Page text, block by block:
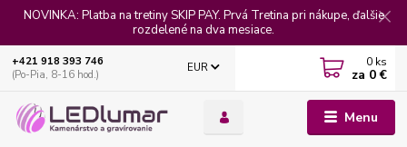
NOVINKA: Platba na tretiny SKIP PAY. Prvá Tretina pri nákupe, ďalšie
rozdelené na dva mesiace.
Menu
EUR
+421 918 393 746
(Po-Pia, 8-16 hod.)
0 ks
za 0 €